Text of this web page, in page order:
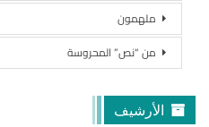
ملهمون
من “نص” المحروسة
الأرشيف